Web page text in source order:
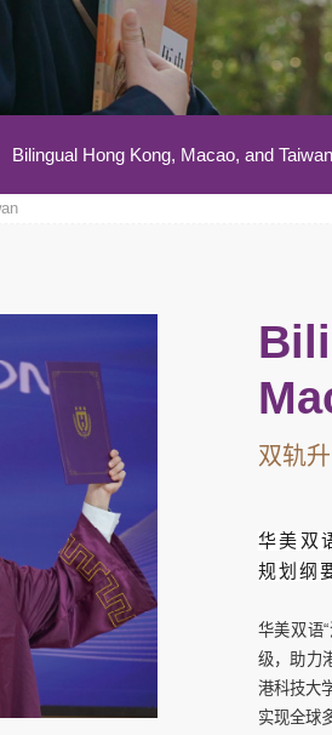
Bilingual Hong Kong, Macao, and Taiwan
双轨
华美双
规划纲
华美双语
级，助力
港科技大
实现全球